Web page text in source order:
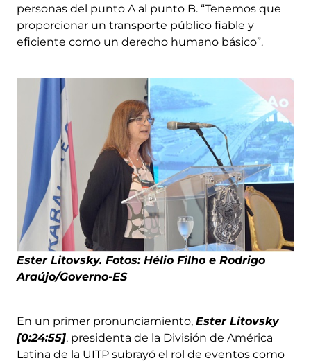
personas del punto A al punto B. “Tenemos que
proporcionar un transporte público fiable y
eficiente como un derecho humano básico”.
Ester Litovsky. Fotos: Hélio Filho e Rodrigo
Araújo/Governo-ES
En un primer pronunciamiento, Ester Litovsky
[0:24:55], presidenta de la División de América
Latina de la UITP subrayó el rol de eventos como